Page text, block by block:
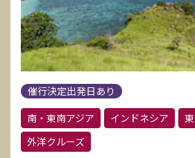
催行決定出発日あり
南・東南アジア
インドネシア
外洋クルーズ